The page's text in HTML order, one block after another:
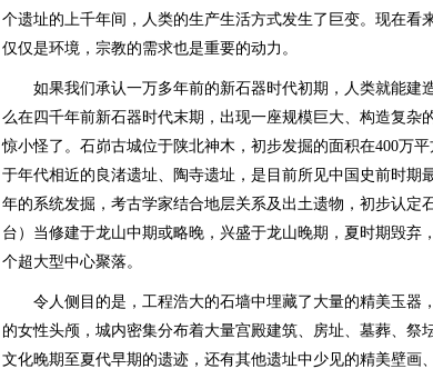
个遗址的上千年间，人类的生产生活方式发生了巨变。现在看
仅仅是环境，宗教的需求也是重要的动力。
如果我们承认一万多年前的新石器时代初期，人类就能建
么在四千年前新石器时代末期，出现一座规模巨大、构造复杂
惊小怪了。石峁古城位于陕北神木，初步发掘的面积在400万
于年代相近的良渚遗址、陶寺遗址，是目前所见中国史前时期
年的系统发掘，考古学家结合地层关系及出土遗物，初步认定
台）当修建于龙山中期或略晚，兴盛于龙山晚期，夏时期毁弃
个超大型中心聚落。
令人侧目的是，工程浩大的石墙中埋藏了大量的精美玉器
的女性头颅，城内密集分布着大量宫殿建筑、房址、墓葬、祭
文化晚期至夏代早期的遗迹，还有其他遗址中少见的精美壁画